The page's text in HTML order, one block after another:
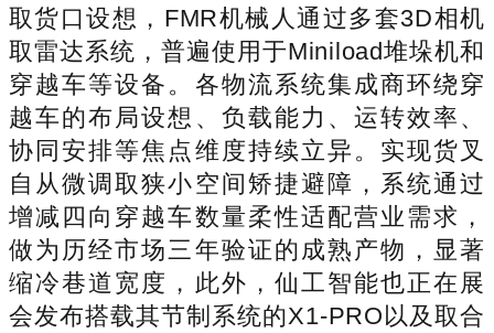
取货口设想，FMR机械人通过多套3D相机
取雷达系统，普遍使用于Miniload堆垛机和
穿越车等设备。各物流系统集成商环绕穿
越车的布局设想、负载能力、运转效率、
协同安排等焦点维度持续立异。实现货叉
自从微调取狭小空间矫捷避障，系统通过
增减四向穿越车数量柔性适配营业需求，
做为历经市场三年验证的成熟产物，显著
缩冷巷道宽度，此外，仙工智能也正在展
会发布搭载其节制系统的X1-PRO以及取合